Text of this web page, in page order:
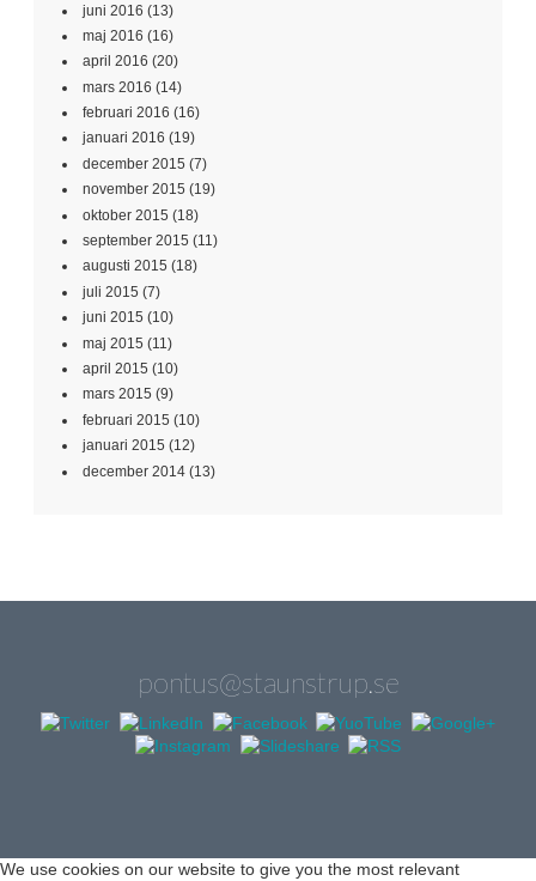
juni 2016 (13)
maj 2016 (16)
april 2016 (20)
mars 2016 (14)
februari 2016 (16)
januari 2016 (19)
december 2015 (7)
november 2015 (19)
oktober 2015 (18)
september 2015 (11)
augusti 2015 (18)
juli 2015 (7)
juni 2015 (10)
maj 2015 (11)
april 2015 (10)
mars 2015 (9)
februari 2015 (10)
januari 2015 (12)
december 2014 (13)
pontus@staunstrup.se
We use cookies on our website to give you the most relevant